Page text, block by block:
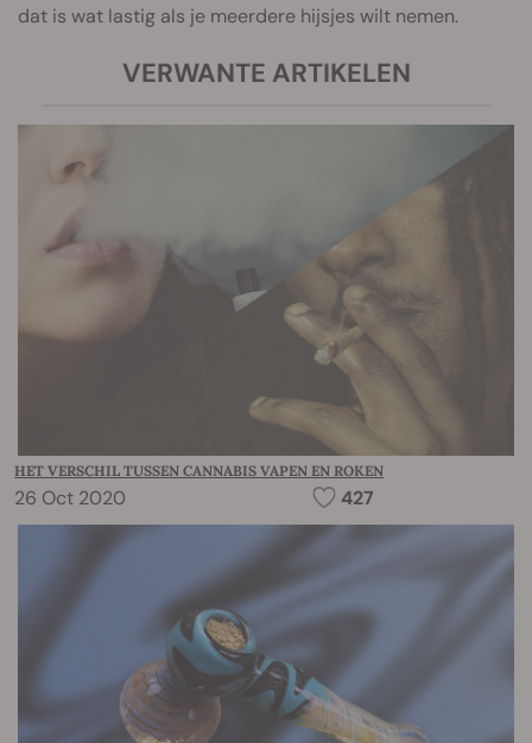
dat is wat lastig als je meerdere hijsjes wilt nemen.
VERWANTE ARTIKELEN
HET VERSCHIL TUSSEN CANNABIS VAPEN EN ROKEN
26 Oct 2020 427